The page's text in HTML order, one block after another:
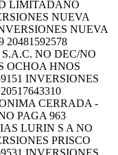
LIMITADANO
NUEVA
NUEVA
NO DEC/NO
OCHOA HNOS
INVERSIONES
CERRADA -
PAGA 963
LURIN S A NO
PRISCO